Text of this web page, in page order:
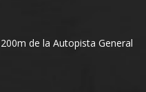
de la Autopista General